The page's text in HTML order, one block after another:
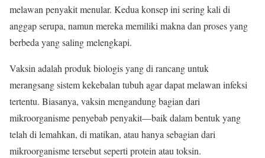
melawan penyakit menular. Kedua konsep ini sering kali di
anggap serupa, namun mereka memiliki makna dan proses yang
berbeda yang saling melengkapi.
Vaksin adalah produk biologis yang di rancang untuk
merangsang sistem kekebalan tubuh agar dapat melawan infeksi
tertentu. Biasanya, vaksin mengandung bagian dari
mikroorganisme penyebab penyakit—baik dalam bentuk yang
telah di lemahkan, di matikan, atau hanya sebagian dari
mikroorganisme tersebut seperti protein atau toksin.